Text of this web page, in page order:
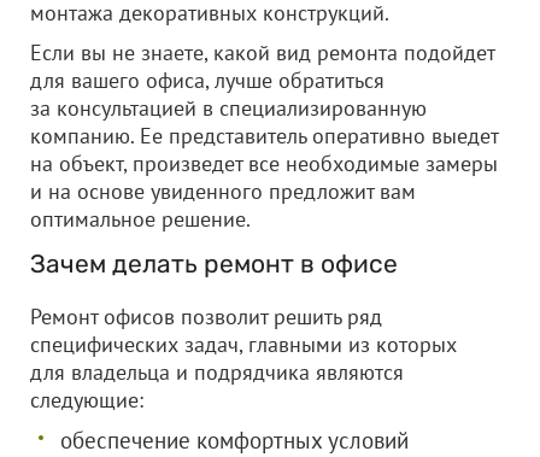
монтажа декоративных конструкций.
Если вы не знаете, какой вид ремонта подойдет
для вашего офиса, лучше обратиться
за консультацией в специализированную
компанию. Ее представитель оперативно выедет
на объект, произведет все необходимые замеры
и на основе увиденного предложит вам
оптимальное решение.
Зачем делать ремонт в офисе
Ремонт офисов позволит решить ряд
специфических задач, главными из которых
для владельца и подрядчика являются
следующие:
обеспечение комфортных условий